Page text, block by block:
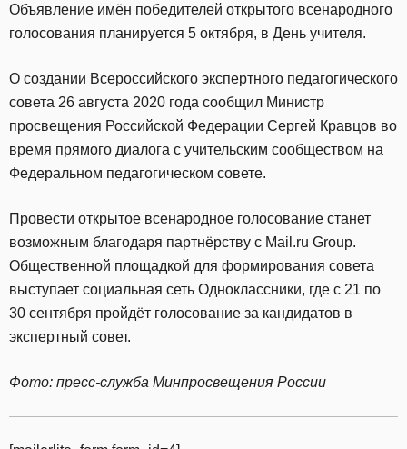
Объявление имён победителей открытого всенародного
голосования планируется 5 октября, в День учителя.
О создании Всероссийского экспертного педагогического
совета 26 августа 2020 года сообщил Министр
просвещения Российской Федерации Сергей Кравцов во
время прямого диалога с учительским сообществом на
Федеральном педагогическом совете.
Провести открытое всенародное голосование станет
возможным благодаря партнёрству с Mail.ru Group.
Общественной площадкой для формирования совета
выступает социальная сеть Одноклассники, где с 21 по
30 сентября пройдёт голосование за кандидатов в
экспертный совет.
Фото: пресс-служба Минпросвещения России